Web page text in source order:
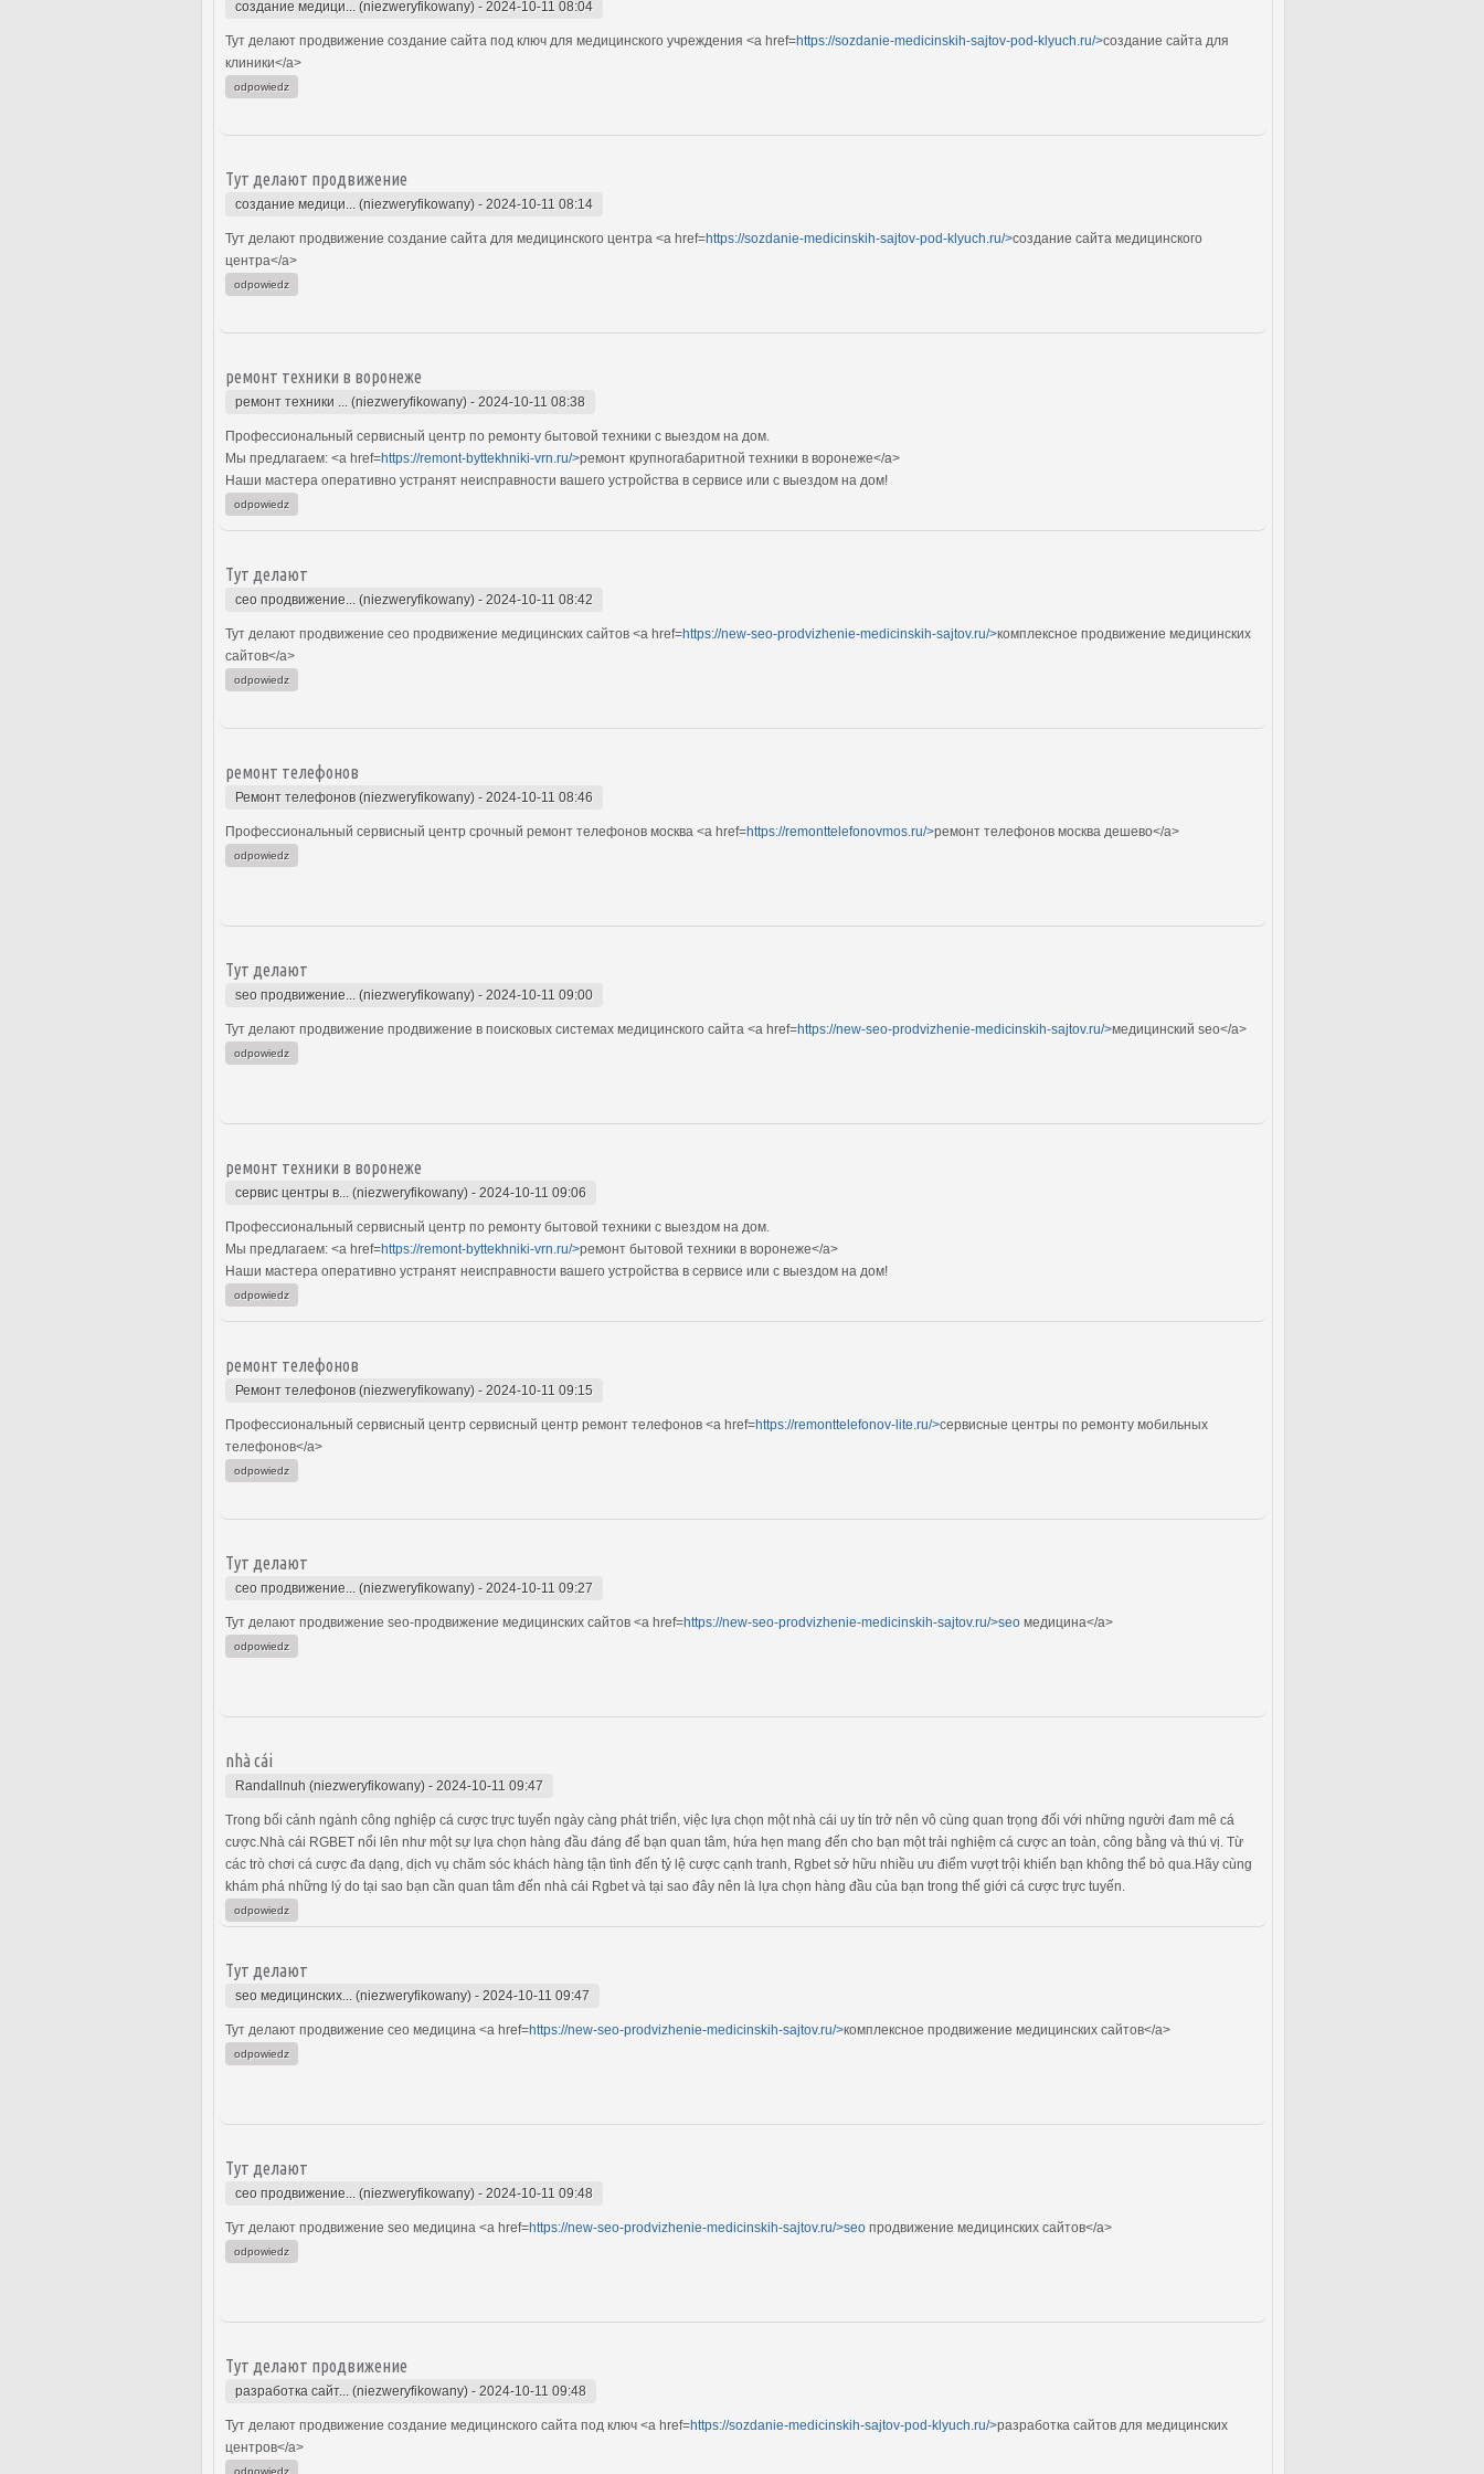
создание медици... (niezweryfikowany) - 2024-10-11 08:04
Тут делают продвижение создание сайта под ключ для медицинского учреждения <a href=https://sozdanie-medicinskih-sajtov-pod-klyuch.ru/>создание сайта для
клиники</a>
odpowiedz
Тут делают продвижение
создание медици... (niezweryfikowany) - 2024-10-11 08:14
Тут делают продвижение создание сайта для медицинского центра <a href=https://sozdanie-medicinskih-sajtov-pod-klyuch.ru/>создание сайта медицинского
центра</a>
odpowiedz
ремонт техники в воронеже
ремонт техники ... (niezweryfikowany) - 2024-10-11 08:38
Профессиональный сервисный центр по ремонту бытовой техники с выездом на дом.
Мы предлагаем: <a href=https://remont-byttekhniki-vrn.ru/>ремонт крупногабаритной техники в воронеже</a>
Наши мастера оперативно устранят неисправности вашего устройства в сервисе или с выездом на дом!
odpowiedz
Тут делают
сео продвижение... (niezweryfikowany) - 2024-10-11 08:42
Тут делают продвижение сео продвижение медицинских сайтов <a href=https://new-seo-prodvizhenie-medicinskih-sajtov.ru/>комплексное продвижение медицинских
сайтов</a>
odpowiedz
ремонт телефонов
Ремонт телефонов (niezweryfikowany) - 2024-10-11 08:46
Профессиональный сервисный центр срочный ремонт телефонов москва <a href=https://remonttelefonovmos.ru/>ремонт телефонов москва дешево</a>
odpowiedz
Тут делают
seo продвижение... (niezweryfikowany) - 2024-10-11 09:00
Тут делают продвижение продвижение в поисковых системах медицинского сайта <a href=https://new-seo-prodvizhenie-medicinskih-sajtov.ru/>медицинский seo</a>
odpowiedz
ремонт техники в воронеже
сервис центры в... (niezweryfikowany) - 2024-10-11 09:06
Профессиональный сервисный центр по ремонту бытовой техники с выездом на дом.
Мы предлагаем: <a href=https://remont-byttekhniki-vrn.ru/>ремонт бытовой техники в воронеже</a>
Наши мастера оперативно устранят неисправности вашего устройства в сервисе или с выездом на дом!
odpowiedz
ремонт телефонов
Ремонт телефонов (niezweryfikowany) - 2024-10-11 09:15
Профессиональный сервисный центр сервисный центр ремонт телефонов <a href=https://remonttelefonov-lite.ru/>сервисные центры по ремонту мобильных
телефонов</a>
odpowiedz
Тут делают
сео продвижение... (niezweryfikowany) - 2024-10-11 09:27
Тут делают продвижение seo-продвижение медицинских сайтов <a href=https://new-seo-prodvizhenie-medicinskih-sajtov.ru/>seo медицина</a>
odpowiedz
nhà cái
Randallnuh (niezweryfikowany) - 2024-10-11 09:47
Trong bối cảnh ngành công nghiệp cá cược trực tuyến ngày càng phát triển, việc lựa chọn một nhà cái uy tín trở nên vô cùng quan trọng đối với những người đam mê cá
cược.Nhà cái RGBET nổi lên như một sự lựa chọn hàng đầu đáng để bạn quan tâm, hứa hẹn mang đến cho bạn một trải nghiệm cá cược an toàn, công bằng và thú vị. Từ
các trò chơi cá cược đa dạng, dịch vụ chăm sóc khách hàng tận tình đến tỷ lệ cược cạnh tranh, Rgbet sở hữu nhiều ưu điểm vượt trội khiến bạn không thể bỏ qua.Hãy cùng
khám phá những lý do tại sao bạn cần quan tâm đến nhà cái Rgbet và tại sao đây nên là lựa chọn hàng đầu của bạn trong thế giới cá cược trực tuyến.
odpowiedz
Тут делают
seo медицинских... (niezweryfikowany) - 2024-10-11 09:47
Тут делают продвижение сео медицина <a href=https://new-seo-prodvizhenie-medicinskih-sajtov.ru/>комплексное продвижение медицинских сайтов</a>
odpowiedz
Тут делают
сео продвижение... (niezweryfikowany) - 2024-10-11 09:48
Тут делают продвижение seo медицина <a href=https://new-seo-prodvizhenie-medicinskih-sajtov.ru/>seo продвижение медицинских сайтов</a>
odpowiedz
Тут делают продвижение
разработка сайт... (niezweryfikowany) - 2024-10-11 09:48
Тут делают продвижение создание медицинского сайта под ключ <a href=https://sozdanie-medicinskih-sajtov-pod-klyuch.ru/>разработка сайтов для медицинских
центров</a>
odpowiedz